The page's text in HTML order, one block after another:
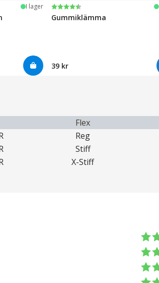
I lager Betyg:
4.6 utav 5 stjärnor
Gummiklämma
39 kr
Flex
Reg
Stiff
X-Stiff